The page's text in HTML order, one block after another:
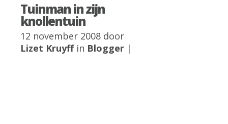
Tuinman in zijn
knollentuin
12 november 2008 door
Lizet Kruyffin Blogger |